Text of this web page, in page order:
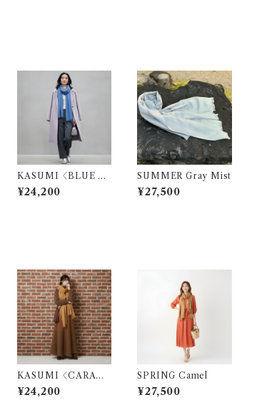
KASUMI〈BLUE BE
LL〉
¥24,200
SUMMER Gray Mist
¥27,500
KASUMI〈CARAM
EL〉
¥24,200
SPRING Camel
¥27,500